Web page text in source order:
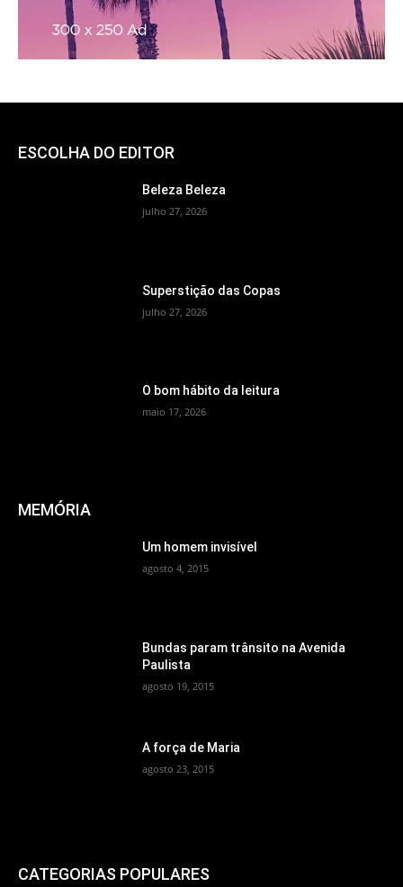
ESCOLHA DO EDITOR
Beleza Beleza
julho 27, 2026
Superstição das Copas
julho 27, 2026
O bom hábito da leitura
maio 17, 2026
MEMÓRIA
Um homem invisível
agosto 4, 2015
Bundas param trânsito na Avenida
Paulista
agosto 19, 2015
A força de Maria
agosto 23, 2015
CATEGORIAS POPULARES